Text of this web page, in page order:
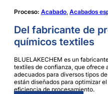
Proceso: Acabado, Acabados
Del fabricante de
químicos textiles
BLUELAKECHEM es un
textiles de confianza, que ofrece
adecuados para diversos tipos
están diseñados para optimizar
eficiencia de procesamiento.